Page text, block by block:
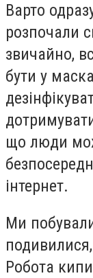
Варто
розпочали
звичайно,
бути у
що люди
інтернет.
Ми побували
Робота